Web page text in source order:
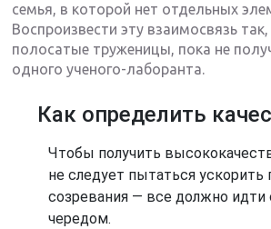
семья, в которой нет отдельных
Воспроизвести эту взаимосвязь
полосатые труженицы, пока не
одного ученого-лаборанта.
Как определить
Чтобы получить
не следует пытаться ускорить
созревания — все должно
чередом.